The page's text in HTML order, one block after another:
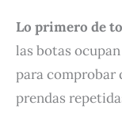
Lo primero de
las botas
para comprobar
prendas